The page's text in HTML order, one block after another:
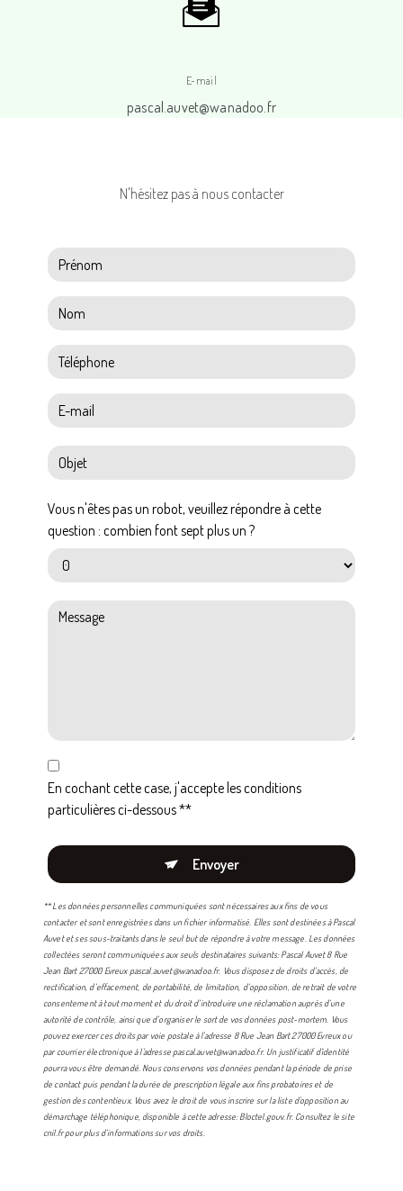
E-mail
pascal.auvet@wanadoo.fr
N'hésitez pas à nous contacter
Vous n'êtes pas un robot, veuillez répondre à cette
question : combien font sept plus un ?
En cochant cette case, j'accepte les conditions
particulières ci-dessous **
Envoyer
** Les données personnelles communiquées sont nécessaires aux fins de vous
contacter et sont enregistrées dans un fichier informatisé. Elles sont destinées à Pascal
Auvet et ses sous-traitants dans le seul but de répondre à votre message. Les données
collectées seront communiquées aux seuls destinataires suivants: Pascal Auvet 8 Rue
Jean Bart 27000 Evreux pascal.auvet@wanadoo.fr. Vous disposez de droits d’accès, de
rectification, d’effacement, de portabilité, de limitation, d’opposition, de retrait de votre
consentement à tout moment et du droit d’introduire une réclamation auprès d’une
autorité de contrôle, ainsi que d’organiser le sort de vos données post-mortem. Vous
pouvez exercer ces droits par voie postale à l'adresse 8 Rue Jean Bart 27000 Evreux ou
par courrier électronique à l'adresse pascal.auvet@wanadoo.fr. Un justificatif d'identité
pourra vous être demandé. Nous conservons vos données pendant la période de prise
de contact puis pendant la durée de prescription légale aux fins probatoires et de
gestion des contentieux. Vous avez le droit de vous inscrire sur la liste d'opposition au
démarchage téléphonique, disponible à cette adresse:Bloctel.gouv.fr. Consultez le site
cnil.fr pour plus d’informations sur vos droits.